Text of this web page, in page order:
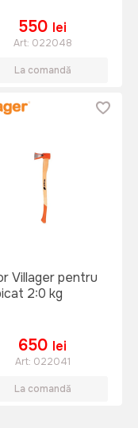
550 lei
Art: 022048
La comandă
Villager pentru
despicat 2:0 kg
650 lei
Art: 022041
La comandă